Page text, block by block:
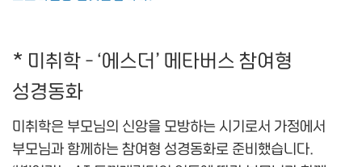
* 미취학 – ‘에스더’ 메타버스 참여형
성경동화
미취학은 부모님의 신앙을 모방하는 시기로서 가정에서
부모님과 함께하는 참여형 성경동화로 준비했습니다.